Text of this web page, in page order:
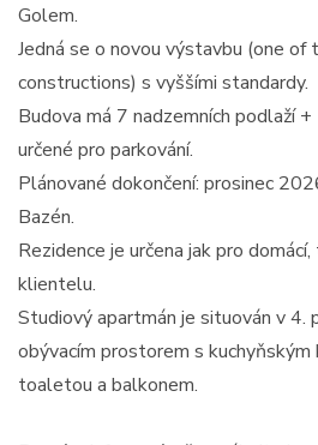
Golem.
Jedná se o novou výstavbu (one
constructions) s vyššími standardy.
Budova má 7 nadzemních podlaží
určené pro parkování.
Plánované dokončení: prosinec
Bazén.
Rezidence je určena jak pro
klientelu.
Studiový apartmán je situován v 4.
obývacím prostorem s
toaletou a balkonem.